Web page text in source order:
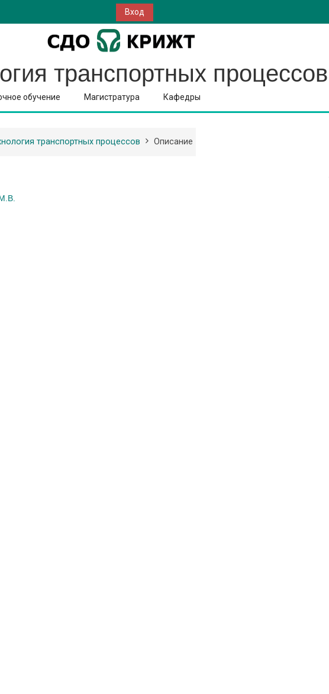
Вход
транспортных процессов
обучение Магистратура Кафедры
транспортных процессов Описание